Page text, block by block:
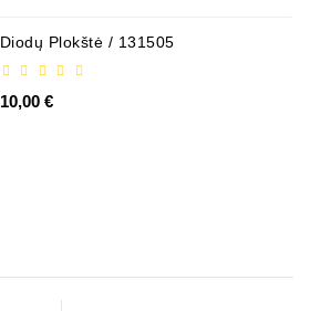
Diodų Plokštė / 131505
10,00 €